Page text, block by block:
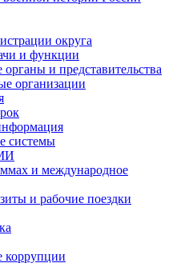
округа
и функции
и представительства
организации
системы
и международное
и рабочие поездки
коррупции